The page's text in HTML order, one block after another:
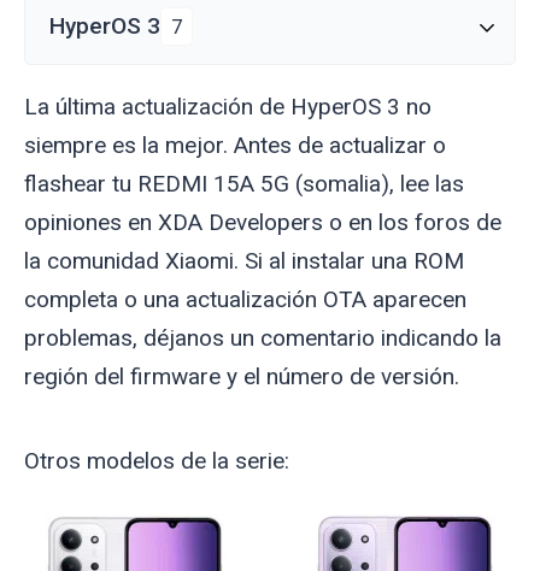
HyperOS 3 7
La última actualización de HyperOS 3 no
siempre es la mejor. Antes de actualizar o
flashear tu REDMI 15A 5G (somalia), lee las
opiniones en XDA Developers o en los foros de
la comunidad Xiaomi. Si al instalar una ROM
completa o una actualización OTA aparecen
problemas, déjanos un comentario indicando la
región del firmware y el número de versión.
Otros modelos de la serie: